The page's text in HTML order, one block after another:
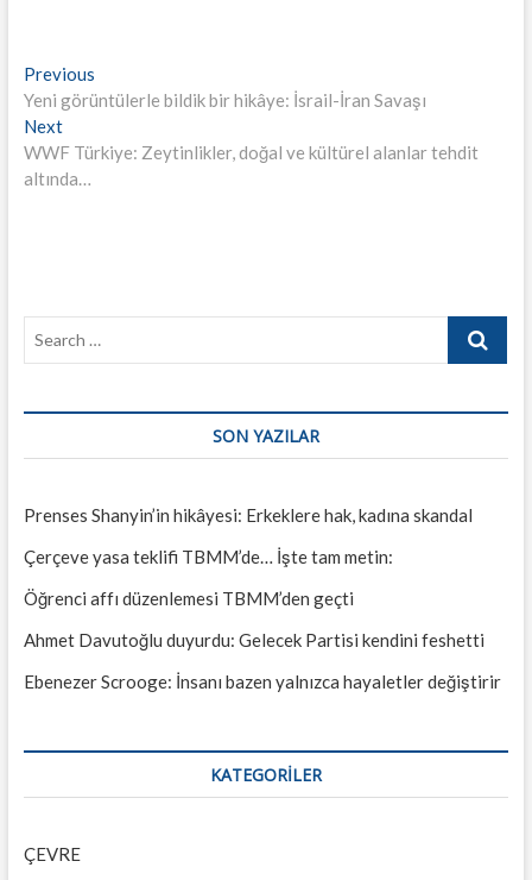
Yazı
gezinmesi
PreviousPrevious
post:
Yeni görüntülerle bildik bir hikâye: İsrail-İran Savaşı
NextNext
post:
WWF Türkiye: Zeytinlikler, doğal ve kültürel alanlar tehdit
altında…
Search
SON YAZILAR
Prenses Shanyin’in hikâyesi: Erkeklere hak, kadına skandal
Çerçeve yasa teklifi TBMM’de… İşte tam metin:
Öğrenci affı düzenlemesi TBMM’den geçti
Ahmet Davutoğlu duyurdu: Gelecek Partisi kendini feshetti
Ebenezer Scrooge: İnsanı bazen yalnızca hayaletler değiştirir
KATEGORILER
ÇEVRE